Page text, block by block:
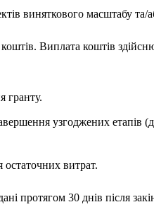
виняткового масштабу та/
Виплата коштів
гранту.
узгоджених етапів
остаточних витрат.
протягом 30 днів після